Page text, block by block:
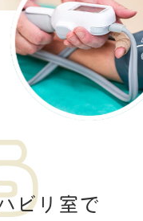
ビリ室で